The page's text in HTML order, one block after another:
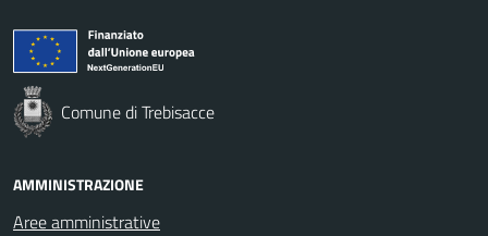
Comune di Trebisacce
AMMINISTRAZIONE
Aree amministrative